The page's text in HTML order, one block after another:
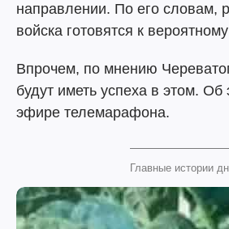
направлении. По его словам,
войска готовятся к
Впрочем, по мнению
будут иметь успеха в этом. Об
эфире телемарафона.
Главные истории